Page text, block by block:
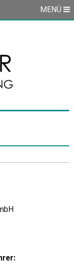
MENÜ